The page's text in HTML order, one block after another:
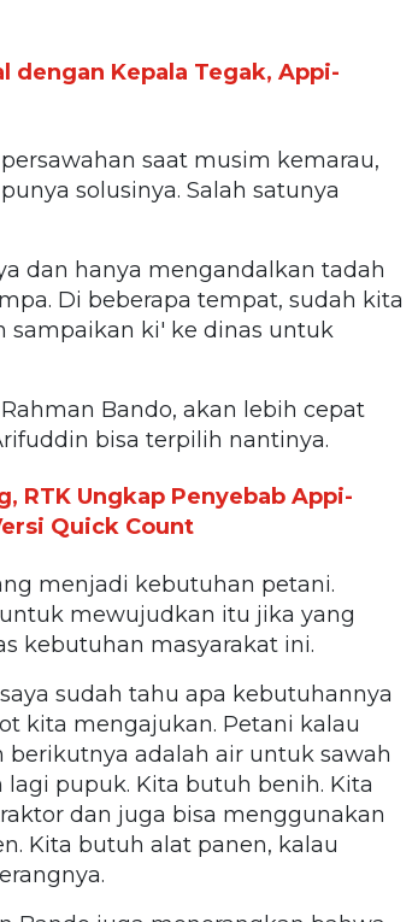
dengan Kepala Tegak, Appi-
saat musim kemarau,
solusinya. Salah satunya
dan hanya mengandalkan tadah
Di beberapa tempat, sudah kita
sampaikan ki' ke dinas untuk
Bando, akan lebih cepat
bisa terpilih nantinya.
RTK Ungkap Penyebab Appi-
Quick Count
menjadi kebutuhan petani.
mewujudkan itu jika yang
kebutuhan masyarakat ini.
sudah tahu apa kebutuhannya
kita mengajukan. Petani kalau
adalah air untuk sawah
pupuk. Kita butuh benih. Kita
dan juga bisa menggunakan
Kita butuh alat panen, kalau